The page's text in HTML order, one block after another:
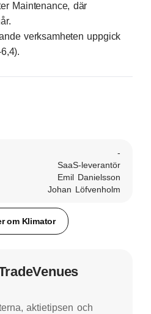
Maintenance, där
verksamheten uppgick
-
SaaS-leverantör
Emil Danielsson
Johan Löfvenholm
om Klimator
aktietipsen och